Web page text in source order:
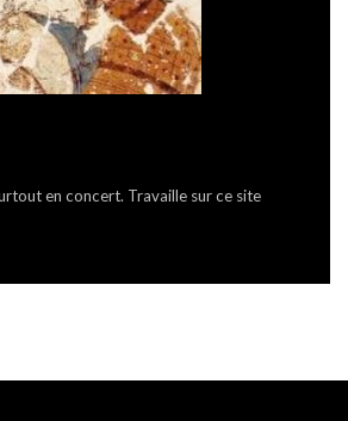
en concert. Travaille sur ce site